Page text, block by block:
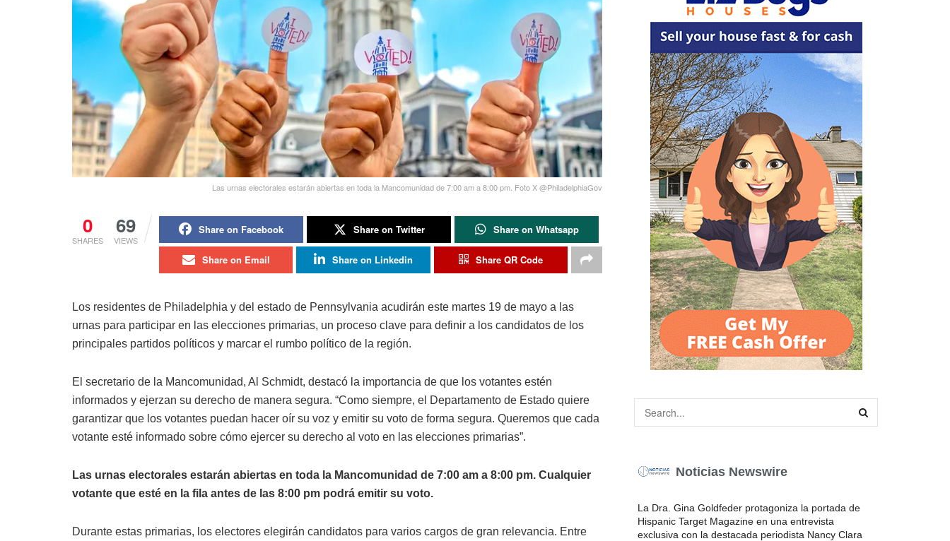
Las urnas electorales estarán abiertas en toda la Mancomunidad de 7:00 am a 8:00 pm. Foto X @PhiladelphiaGov
0
SHARES
69
VIEWS
Share on Facebook Share on Twitter Share on Whatsapp
Share on Email Share on Linkedin Share QR Code
Los residentes de Philadelphia y del estado de Pennsylvania acudirán este martes 19 de mayo a las
urnas para participar en las elecciones primarias, un proceso clave para definir a los candidatos de los
principales partidos políticos y marcar el rumbo político de la región.
El secretario de la Mancomunidad, Al Schmidt, destacó la importancia de que los votantes estén
informados y ejerzan su derecho de manera segura. “Como siempre, el Departamento de Estado quiere
garantizar que los votantes puedan hacer oír su voz y emitir su voto de forma segura. Queremos que cada
votante esté informado sobre cómo ejercer su derecho al voto en las elecciones primarias”.
Las urnas electorales estarán abiertas en toda la Mancomunidad de 7:00 am a 8:00 pm. Cualquier
votante que esté en la fila antes de las 8:00 pm podrá emitir su voto.
Durante estas primarias, los electores elegirán candidatos para varios cargos de gran relevancia. Entre
Noticias Newswire
La Dra. Gina Goldfeder protagoniza la portada de
Hispanic Target Magazine en una entrevista
exclusiva con la destacada periodista Nancy Clara